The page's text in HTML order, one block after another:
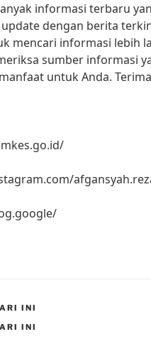
informasi terbaru
dengan berita
mencari informasi lebih
sumber informasi
untuk Anda.
INI
INI